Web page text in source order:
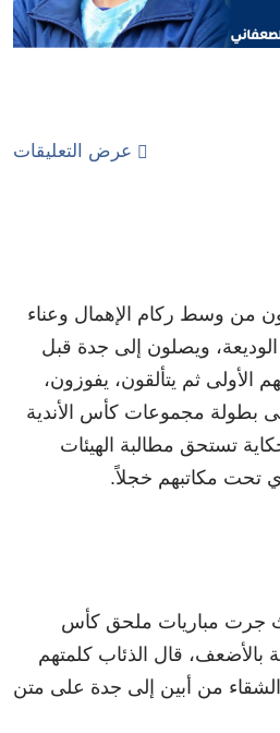
عرض التعليقات
من وسط ركام الإهمال وعناء
الوديعة، ويصلون إلى جدة قبل
الأولى ثم يتألقون، يفوزون،
بطولة مجموعات كأس الأندية
حكاية تستحق مطالبة الهيئات
تحت مكاتبهم خجلاً.
جرت مباريات ملحق كأس
بالأضعف، قال الذئاب كلمتهم
من أبين إلى جدة على متن